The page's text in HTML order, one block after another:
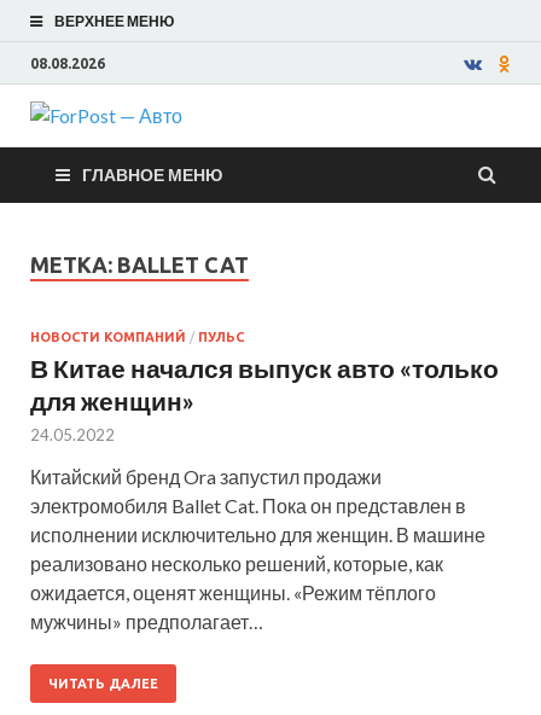
ВЕРХНЕЕ МЕНЮ
08.08.2026
ForPost —
Авто
ГЛАВНОЕ МЕНЮ
МЕТКА: BALLET CAT
НОВОСТИ КОМПАНИЙ / ПУЛЬС
В Китае начался выпуск авто «только
для женщин»
24.05.2022
Китайский бренд Ora запустил продажи
электромобиля Ballet Cat. Пока он представлен в
исполнении исключительно для женщин. В машине
реализовано несколько решений, которые, как
ожидается, оценят женщины. «Режим тёплого
мужчины» предполагает…
ЧИТАТЬ ДАЛЕЕ